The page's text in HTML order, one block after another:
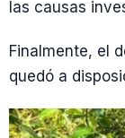
las causas
Finalmente, el
quedó a